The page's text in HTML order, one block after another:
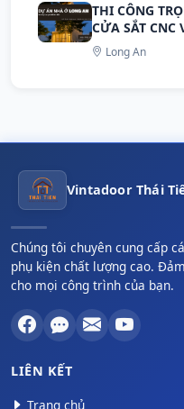
THI CÔNG
CỬA SẮT CNC
ANLong An
Vintadoor Thái
Chúng tôi chuyên cung cấp
phụ kiện chất lượng cao.
cho mọi công trình của bạn.
LIÊN KẾT
Trang chủ